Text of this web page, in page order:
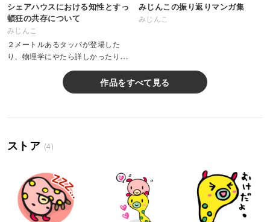
シェアハウスにおける知性とすっ
頓狂の共存について
みじんこ
２メートルあるタッパが登場した
り、物理学にやたら詳しかったり。
暮らすシェアハウスのちょっと無限
次元な暮らしをつづったほんわかエ
みじんこの振り返りマンガ集
みじんこ
作品をすべて見る
ストア (4)